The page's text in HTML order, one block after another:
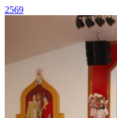
2569